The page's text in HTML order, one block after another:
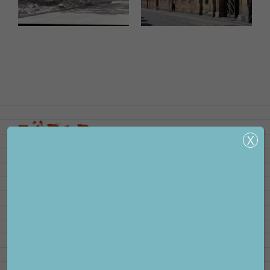
webbplatsen. Genom
att tillåta sådana